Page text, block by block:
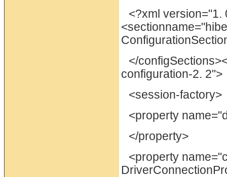
<?xml version="1.
</
configuration-2. 2">
<session-factory>
<property
</property>
<property